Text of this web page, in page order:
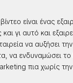
είναι ένας
γι αυτό και
να αυξήσει την
να ενδυναμώσει
πια χωρίς